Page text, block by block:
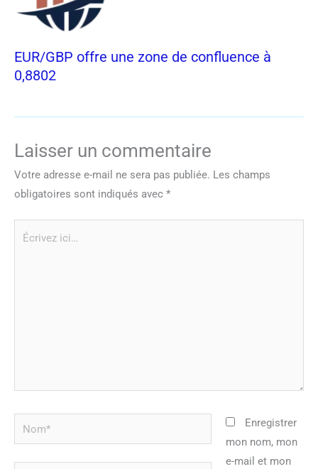
EUR/GBP offre une zone de confluence à
0,8802
Laisser un commentaire
Votre adresse e-mail ne sera pas publiée. Les champs
obligatoires sont indiqués avec *
Nom*
Enregistrer
mon nom, mon
e-mail et mon